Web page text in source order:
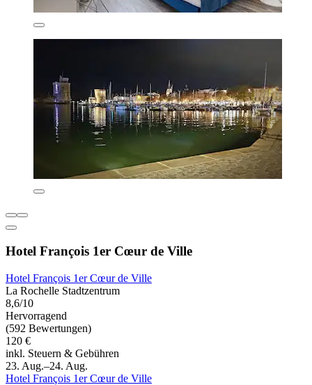
Hotel François 1er Cœur de Ville
Hotel François 1er Cœur de Ville
La Rochelle Stadtzentrum
8,6/10
Hervorragend
(592 Bewertungen)
120 €
inkl. Steuern & Gebühren
23. Aug.–24. Aug.
Hotel François 1er Cœur de Ville